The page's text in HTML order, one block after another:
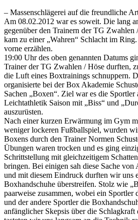
– Massenschlägerei auf die freundliche
Am 08.02.2012 war es soweit. Die lang
gegenüber den Trainern der TG Zwahlen
kam zu einer „Wahren“ Schlacht im
vorne erzählen.
19:00 Uhr des oben genannten Datums
Trainer der TG Zwahlen / Höse durften,
die Luft eines Boxtrainings schnuppern.
organisierte bei der Box Akademie
Sachen „Boxen“. Ziel war es die Sportler
Leichtathletik Saison mit „Biss“ und
auszurüsten.
Nach einer kurzen Erwärmung im Gym
weniger lockeren Fußballspiel, wurden
Boxens durch den Trainer Normen
Übungen waren trocken und es ging
Schrittstellung mit gleichzeitigem
bringen. Bei einigen sah diese Sache von
und mit diesem Eindruck durften wir uns
Boxhandschuhe überstreifen. Stolz wie
paarweise zusammen, wobei ein Sportler
und der andere Sportler die
anfänglicher Skepsis über die Schlagkraft